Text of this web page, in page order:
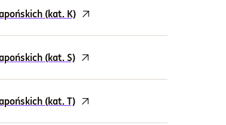
(kat. K)
(kat. S)
(kat. T)